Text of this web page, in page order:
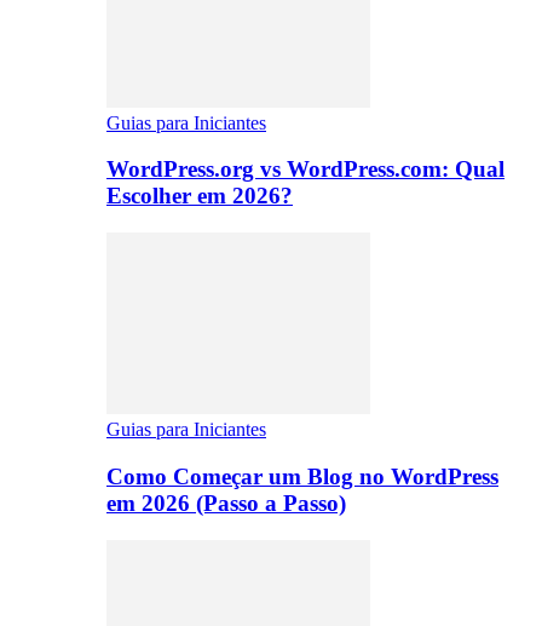
Guias para Iniciantes
WordPress.org vs WordPress.com: Qual
Escolher em 2026?
Guias para Iniciantes
Como Começar um Blog no WordPress
em 2026 (Passo a Passo)